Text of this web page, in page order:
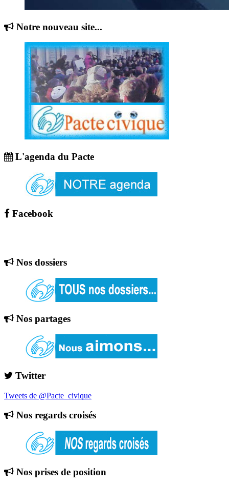
Notre nouveau site...
L'agenda du Pacte
Facebook
Nos dossiers
Nos partages
Twitter
Tweets de @Pacte_civique
Nos regards croisés
Nos prises de position